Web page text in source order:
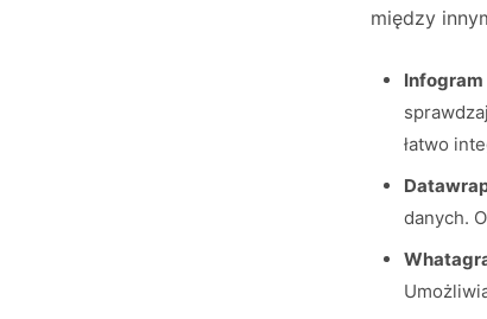
między
Infogram
łatwo
danych.